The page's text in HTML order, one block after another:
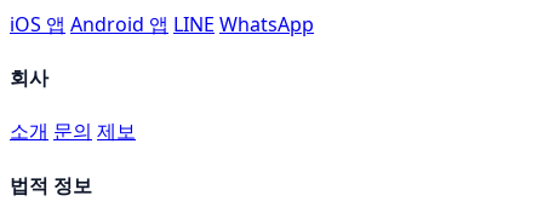
iOS 앱 Android 앱 LINE WhatsApp
회사
소개 문의 제보
법적 정보